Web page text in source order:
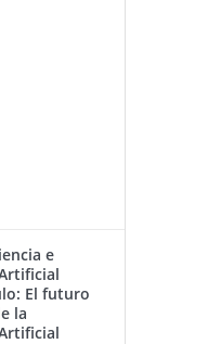
e
El futuro
la